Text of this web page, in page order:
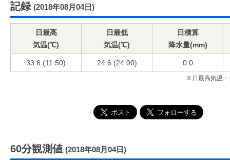
記録 (2018年08月04日)
日最高
気温(℃)
日最低
気温(℃)
日積算
降水量(mm)
33.6 (11:50) 24.6 (24:00) 0.0
※日最高気温・
60分観測値 (2018年08月04日)